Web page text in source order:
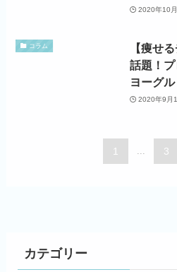
2020年10
コラム
【痩せ
話題！
ヨーグ
2020年9月
1 3
カテゴリー